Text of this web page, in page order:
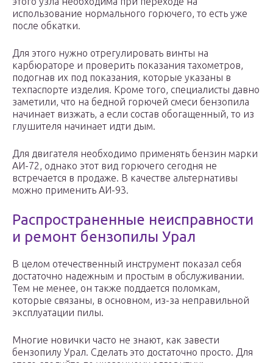
использование нормального горючего, то есть уже
после обкатки.
Для этого нужно отрегулировать винты на
карбюраторе и проверить показания тахометров,
подогнав их под показания, которые указаны в
техпаспорте изделия. Кроме того, специалисты давно
заметили, что на бедной горючей смеси бензопила
начинает визжать, а если состав обогащенный, то из
глушителя начинает идти дым.
Для двигателя необходимо применять бензин марки
АИ-72, однако этот вид горючего сегодня не
встречается в продаже. В качестве альтернативы
можно применить АИ-93.
Распространенные неисправности
и ремонт бензопилы Урал
В целом отечественный инструмент показал себя
достаточно надежным и простым в обслуживании.
Тем не менее, он также поддается поломкам,
которые связаны, в основном, из-за неправильной
эксплуатации пилы.
Многие новички часто не знают, как завести
бензопилу Урал. Сделать это достаточно просто. Для